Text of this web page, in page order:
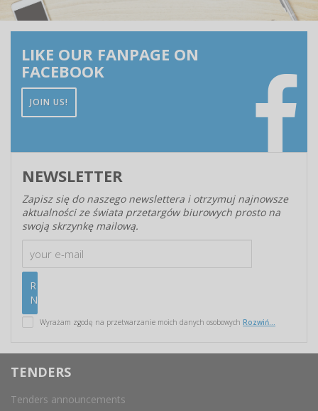
LIKE OUR FANPAGE ON
FACEBOOK
JOIN US!
NEWSLETTER
Zapisz się do naszego newslettera i otrzymuj najnowsze
aktualności ze świata przetargów biurowych prosto na
swoją skrzynkę mailową.
Wyrażam zgodę na przetwarzanie moich danych osobowych Rozwiń...
TENDERS
Tenders announcements